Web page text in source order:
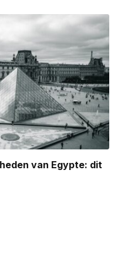
van Egypte: dit